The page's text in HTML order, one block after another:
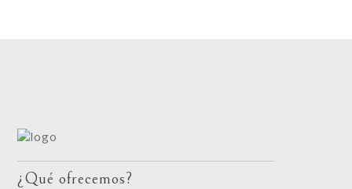
¿Qué ofrecemos?